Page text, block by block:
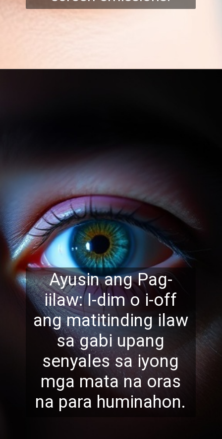
Ayusin ang Pag-
iilaw: I-dim o i-off
ang matitinding ilaw
sa gabi upang
senyales sa iyong
mga mata na oras
na para huminahon.